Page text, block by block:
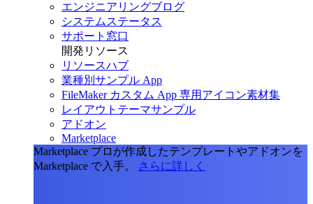
エンジニアリングブログ
システムステータス
サポート窓口
開発リソース
リソースハブ
業種別サンプル App
FileMaker カスタム App 専用アイコン素材集
レイアウトテーマサンプル
アドオン
Marketplace
Marketplace プロが作成したテンプレートやアドオンを
Marketplace で入手。
さらに詳しく